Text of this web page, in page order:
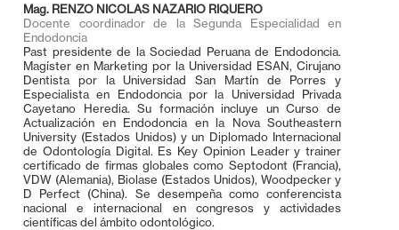
Mag. RENZO NICOLAS NAZARIO RIQUERO
Docente coordinador de la Segunda Especialidad en
Endodoncia
Past presidente de la Sociedad Peruana de Endodoncia.
Magíster en Marketing por la Universidad ESAN, Cirujano
Dentista por la Universidad San Martín de Porres y
Especialista en Endodoncia por la Universidad Privada
Cayetano Heredia. Su formación incluye un Curso de
Actualización en Endodoncia en la Nova Southeastern
University (Estados Unidos) y un Diplomado Internacional
de Odontología Digital. Es Key Opinion Leader y trainer
certificado de firmas globales como Septodont (Francia),
VDW (Alemania), Biolase (Estados Unidos), Woodpecker y
D Perfect (China). Se desempeña como conferencista
nacional e internacional en congresos y actividades
científicas del ámbito odontológico.